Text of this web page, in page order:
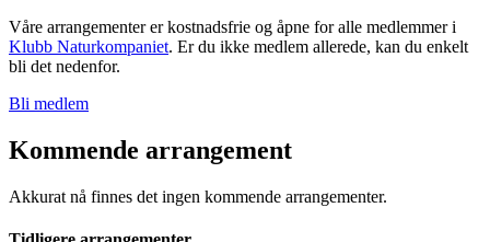
Våre arrangementer er kostnadsfrie og åpne for alle medlemmer i
Klubb Naturkompaniet. Er du ikke medlem allerede, kan du enkelt
bli det nedenfor.
Bli medlem
Kommende arrangement
Akkurat nå finnes det ingen kommende arrangementer.